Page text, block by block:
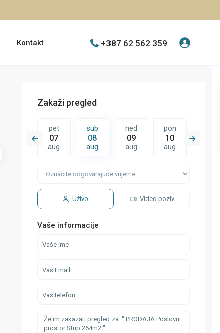
Kontakt +387 62 562 359
Zakaži pregled
pet
07
aug
sub
08
aug
ned
09
aug
pon
10
aug
Uživo Video poziv
Vaše informacije